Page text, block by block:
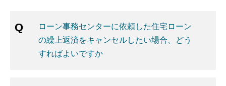
ローン事務センターに依頼した住宅ローン
の繰上返済をキャンセルしたい場合、どう
すればよいですか